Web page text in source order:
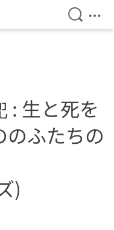
検索を
メ
: 生と死を
ふたちの
)